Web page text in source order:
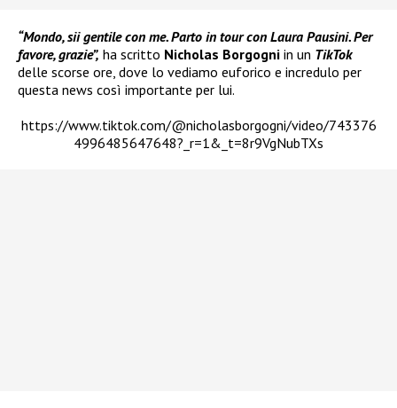
“Mondo, sii gentile con me. Parto in tour con Laura Pausini. Per
favore, grazie”, ha scritto Nicholas Borgogni in un TikTok
delle scorse ore, dove lo vediamo euforico e incredulo per
questa news così importante per lui.
https://www.tiktok.com/@nicholasborgogni/video/743376
4996485647648?_r=1&_t=8r9VgNubTXs